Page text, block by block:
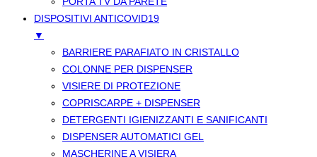
DISPOSITIVI ANTICOVID19
▼
BARRIERE PARAFIATO IN CRISTALLO
COLONNE PER DISPENSER
VISIERE DI PROTEZIONE
COPRISCARPE + DISPENSER
DETERGENTI IGIENIZZANTI E SANIFICANTI
DISPENSER AUTOMATICI GEL
MASCHERINE A VISIERA